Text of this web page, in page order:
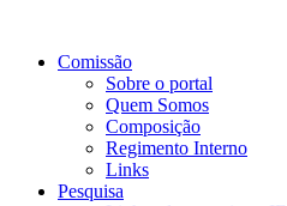
Comissão
Sobre o portal
Quem Somos
Composição
Regimento Interno
Links
Pesquisa